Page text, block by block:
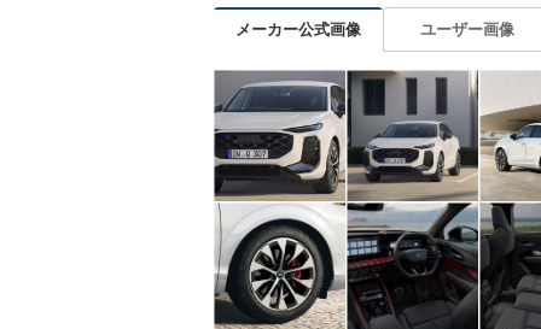
メーカー公式画像 ユーザー画像